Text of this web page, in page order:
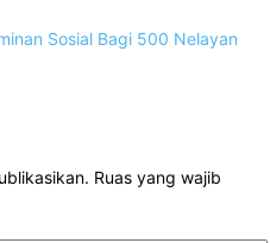
Sosial Bagi 500 Nelayan
Ruas yang wajib